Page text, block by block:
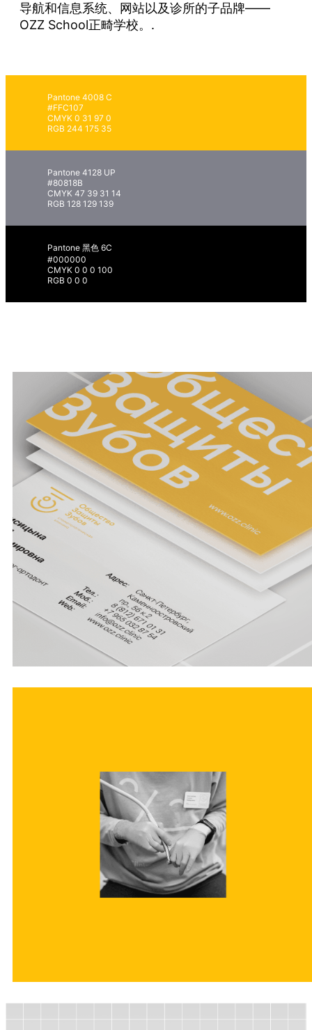
导航和信息系统、网站以及诊所的子品牌——
OZZ School正畸学校。.
Pantone 4008 C
#FFC107
CMYK 0 31 97 0
RGB 244 175 35
Pantone 4128 UP
#80818B
CMYK 47 39 31 14
RGB 128 129 139
Pantone 黑色 6C
#000000
CMYK 0 0 0 100
RGB 0 0 0